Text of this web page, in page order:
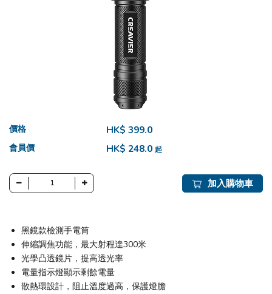
價格 HK$ 399.0
會員價 HK$ 248.0 起
加入購物車
黑鏡款檢測手電筒
伸縮調焦功能，最大射程達300米
光學凸透鏡片，提高透光率
電量指示燈顯示剩餘電量
散熱環設計，阻止溫度過高，保護燈膽